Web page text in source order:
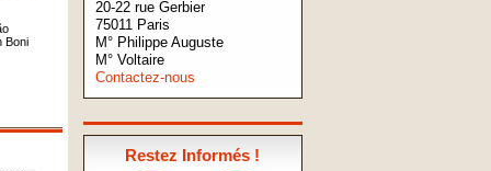
20-22 rue Gerbier
75011 Paris
M° Philippe Auguste
M° Voltaire
Contactez-nous
Restez Informés !
Boni